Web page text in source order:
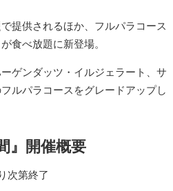
提供されるほか、フルパラコース
食べ放題に新登場。
ゲンダッツ・イルジェラート、サ
ルパラコースをグレードアップし
』開催概要
次第終了